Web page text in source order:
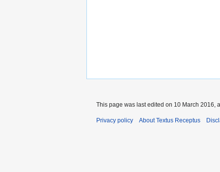
This page was last edited on 10 March 2016,
Privacy policy About Textus Receptus